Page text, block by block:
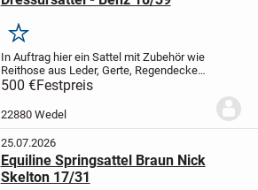
Merken
In Auftrag hier ein Sattel mit Zubehör wie
Reithose aus Leder, Gerte, Regendecke
und Putzkasten.Der Sattel ist inklusive
zwei Satteldecken, Steigbügeln, Gurten
sowie einem Sattelhalter.
500 €Festpreis
22880 Wedel
25.07.2026
Equiline Springsattel Braun Nick
Skelton 17/31